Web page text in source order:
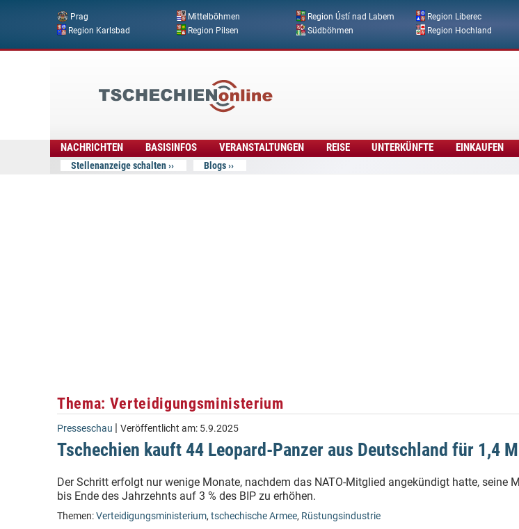
Direkt zum Inhalt
Prag Mittelböhmen Region Ústí nad Labem Region Liberec
Region Karlsbad
Region Pilsen Südböhmen Region Hochland
Online
NACHRICHTEN BASISINFOS VERANSTALTUNGEN REISE UNTERKÜNFTE EINKAUFEN
Stellenanzeige schalten Blogs
Thema: Verteidigungsministerium
Presseschau | Veröffentlicht am: 5.9.2025
Tschechien kauft 44 Leopard-Panzer aus Deutschland für 1,4
Der Schritt erfolgt nur wenige Monate, nachdem das NATO-Mitglied angekündigt hatte, seine
bis Ende des Jahrzehnts auf 3 % des BIP zu erhöhen.
Themen:Verteidigungsministerium, tschechische Armee, Rüstungsindustrie